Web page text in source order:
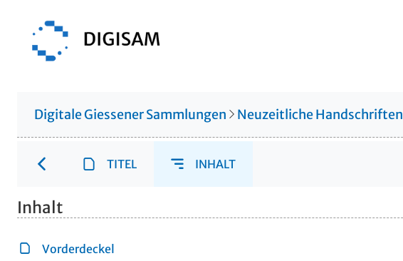
Digitale Giessener Sammlungen Neuzeitliche Handschriften
TITEL INHALT
Inhalt
Vorderdeckel